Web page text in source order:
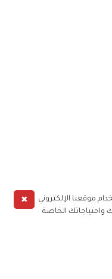
✖
موقعنا الإلكتروني
واحتياجاتك الخاصة